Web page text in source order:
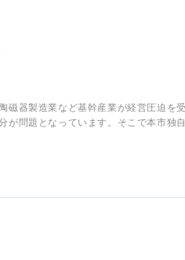
磁器製造業など基幹産業が経営圧迫を
問題となっています。そこで本市独